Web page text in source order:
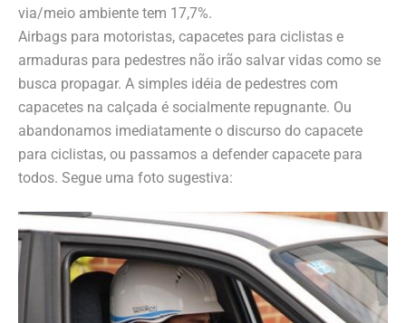
via/meio ambiente tem 17,7%.
Airbags para motoristas, capacetes para ciclistas e
armaduras para pedestres não irão salvar vidas como se
busca propagar. A simples idéia de pedestres com
capacetes na calçada é socialmente repugnante. Ou
abandonamos imediatamente o discurso do capacete
para ciclistas, ou passamos a defender capacete para
todos. Segue uma foto sugestiva: